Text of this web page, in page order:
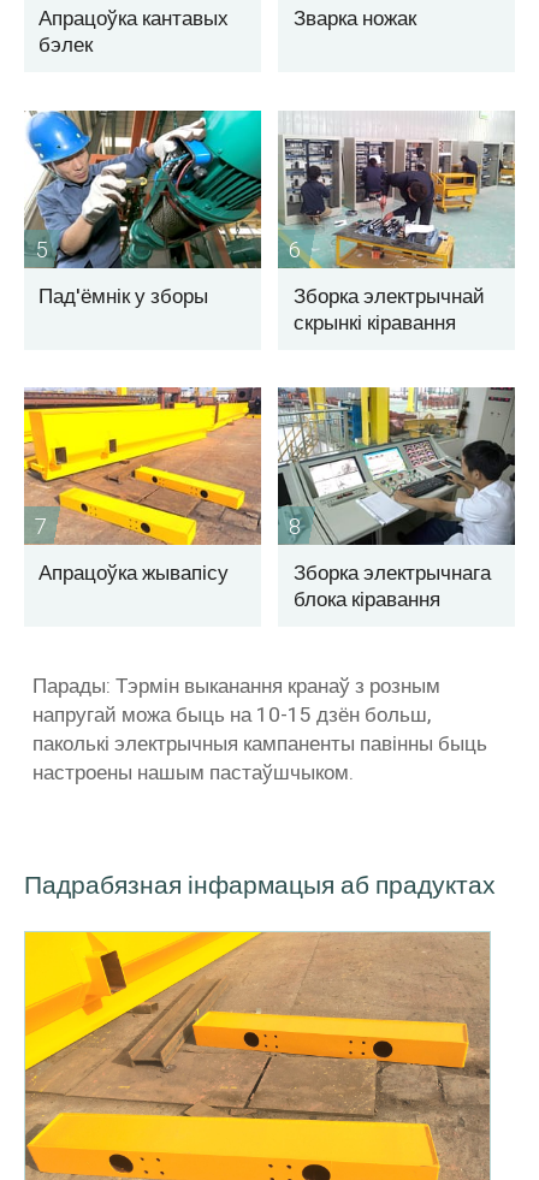
Апрацоўка кантавых
бэлек
Зварка ножак
5
Пад'ёмнік у зборы
6
Зборка электрычнай
скрынкі кіравання
7
Апрацоўка жывапісу
8
Зборка электрычнага
блока кіравання
Парады: Тэрмін выканання кранаў з розным
напругай можа быць на 10-15 дзён больш,
паколькі электрычныя кампаненты павінны быць
настроены нашым пастаўшчыком.
Падрабязная інфармацыя аб прадуктах